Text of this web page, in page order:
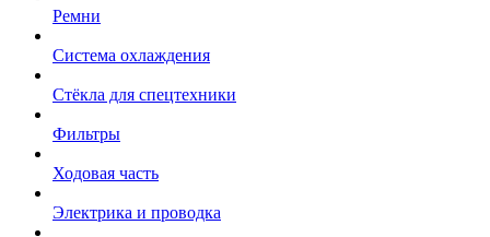
Ремни
Система охлаждения
Стёкла для спецтехники
Фильтры
Ходовая часть
Электрика и проводка